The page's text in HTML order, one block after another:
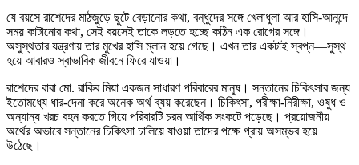
যে বয়সে রাশেদের মাঠজুড়ে ছুটে বেড়ানোর কথা, বন্ধুদের সঙ্গে খেলাধুলা আর হাসি-আনন্দে
সময় কাটানোর কথা, সেই বয়সেই তাকে লড়তে হচ্ছে কঠিন এক রোগের সঙ্গে।
অসুস্থতার যন্ত্রণায় তার মুখের হাসি ম্লান হয়ে গেছে। এখন তার একটাই স্বপ্ন—সুস্থ
হয়ে আবারও স্বাভাবিক জীবনে ফিরে যাওয়া।
রাশেদের বাবা মো. রাকিব মিয়া একজন সাধারণ পরিবারের মানুষ। সন্তানের চিকিৎসার জন্য
ইতোমধ্যে ধার-দেনা করে অনেক অর্থ ব্যয় করেছেন। চিকিৎসা, পরীক্ষা-নিরীক্ষা, ওষুধ ও
অন্যান্য খরচ বহন করতে গিয়ে পরিবারটি চরম আর্থিক সংকটে পড়েছে। প্রয়োজনীয়
অর্থের অভাবে সন্তানের চিকিৎসা চালিয়ে যাওয়া তাদের পক্ষে প্রায় অসম্ভব হয়ে
উঠেছে।